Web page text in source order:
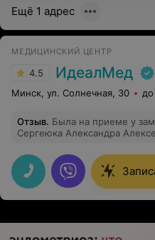
Ещё 1 адрес
МЕДИЦИНСКИЙ ЦЕНТР
4.5 ИдеалМед
Минск, ул. Солнечная, 30
Отзыв. Была на приеме у
Сергеюка Александра
ответы на все мои вопросы!